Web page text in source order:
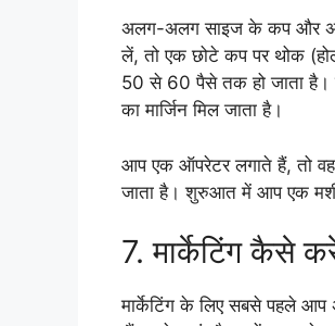
अलग-अलग साइज के कप और
लें, तो एक छोटे कप पर थोक
50 से 60 पैसे तक हो जाता है।
का मार्जिन मिल जाता है।
आप एक ऑपरेटर लगाते हैं, तो
जाता है। शुरुआत में आप एक
7. मार्केटिंग कैसे
मार्केटिंग के लिए सबसे पहले आप